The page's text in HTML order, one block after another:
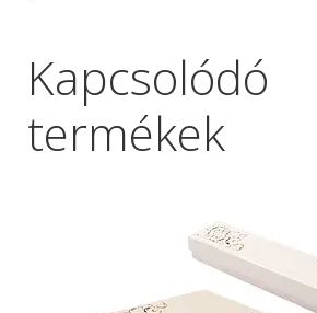
Kapcsolódó
termékek